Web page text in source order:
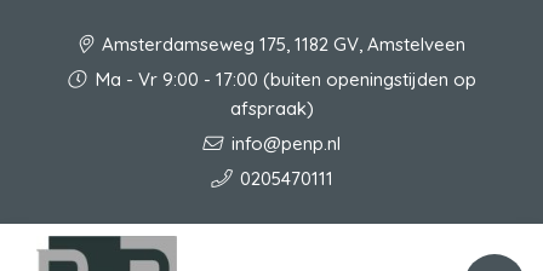
Amsterdamseweg 175, 1182 GV, Amstelveen
Ma - Vr 9:00 - 17:00 (buiten openingstijden op
afspraak)
info@penp.nl
0205470111